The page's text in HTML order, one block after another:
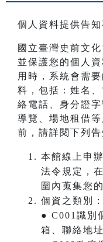
個人資料提供告
國立臺灣史前文
並保護您的個人
用時，系統會需
料，包括：姓名
絡電話、身分證
導覽、場地租借
前，請詳閱下列
本館線上申
法令規定，
圍內蒐集您
個資之類別：
● C001識別
箱、聯絡地